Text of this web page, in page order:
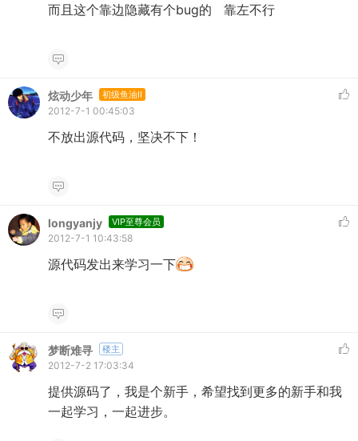
而且这个靠边隐藏有个bug的 靠左不行
炫动少年 初级鱼油II
2012-7-1 00:45:03
不放出源代码，坚决不下！
longyanjy VIP至尊会员
2012-7-1 10:43:58
源代码发出来学习一下
梦断难寻 楼主
2012-7-2 17:03:34
提供源码了，我是个新手，希望找到更多的新手和我
一起学习，一起进步。